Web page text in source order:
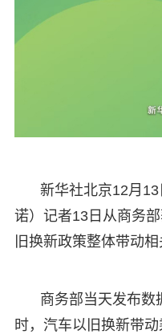
新华社北京12月
诺）记者13日从商务
旧换新政策整体带动
商务部当天发布数
时，汽车以旧换新带